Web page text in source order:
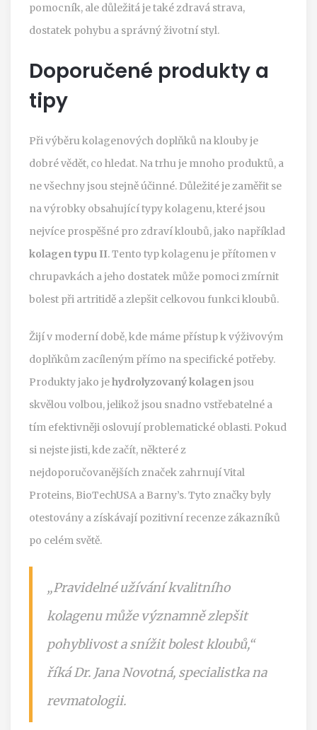
pomocník, ale důležitá je také zdravá strava,
dostatek pohybu a správný životní styl.
Doporučené produkty a
tipy
Při výběru kolagenových doplňků na klouby je
dobré vědět, co hledat. Na trhu je mnoho produktů, a
ne všechny jsou stejně účinné. Důležité je zaměřit se
na výrobky obsahující typy kolagenu, které jsou
nejvíce prospěšné pro zdraví kloubů, jako například
kolagen typu II. Tento typ kolagenu je přítomen v
chrupavkách a jeho dostatek může pomoci zmírnit
bolest při artritidě a zlepšit celkovou funkci kloubů.
Žijí v moderní době, kde máme přístup k výživovým
doplňkům zacíleným přímo na specifické potřeby.
Produkty jako jehydrolyzovaný kolagenjsou
skvělou volbou, jelikož jsou snadno vstřebatelné a
tím efektivněji oslovují problematické oblasti. Pokud
si nejste jisti, kde začít, některé z
nejdoporučovanějších značek zahrnují Vital
Proteins, BioTechUSA a Barny’s. Tyto značky byly
otestovány a získávají pozitivní recenze zákazníků
po celém světě.
„Pravidelné užívání kvalitního
kolagenu může významně zlepšit
pohyblivost a snížit bolest kloubů,“
říká Dr. Jana Novotná, specialistka na
revmatologii.